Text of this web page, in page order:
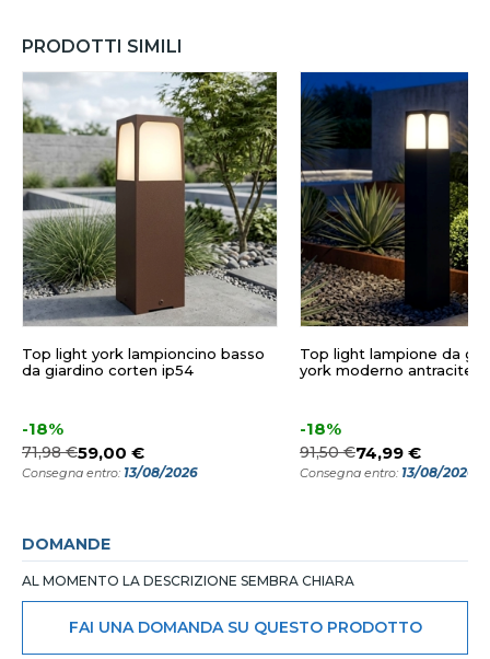
PRODOTTI SIMILI
Top light york lampioncino basso
da giardino corten ip54
-18%
71,98 €59,00 €
Consegna entro: 13/08/2026
Top light lampione da
york moderno antracite
-18%
91,50 €74,99 €
Consegna entro: 13/08/2026
DOMANDE
AL MOMENTO LA DESCRIZIONE SEMBRA CHIARA
FAI UNA DOMANDA SU QUESTO PRODOTTO